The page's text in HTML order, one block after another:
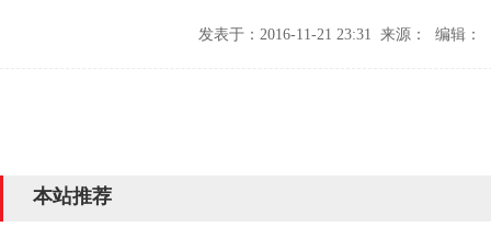
发表于：2016-11-21 23:31 来源： 编辑：
本站推荐